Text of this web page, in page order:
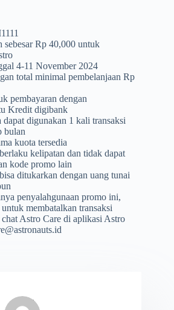
sebesar Rp 40,000 untuk
4-11 November 2024
total minimal pembelanjaan Rp
pembayaran dengan
Kredit digibank
digunakan 1 kali transaksi
bulan
kuota tersedia
kelipatan dan tidak dapat
kode promo lain
ditukarkan dengan uang tunai
penyalahgunaan promo ini,
membatalkan transaksi
Astro Care di aplikasi Astro